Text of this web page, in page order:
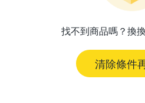
找不到商品嗎？換
清除條件